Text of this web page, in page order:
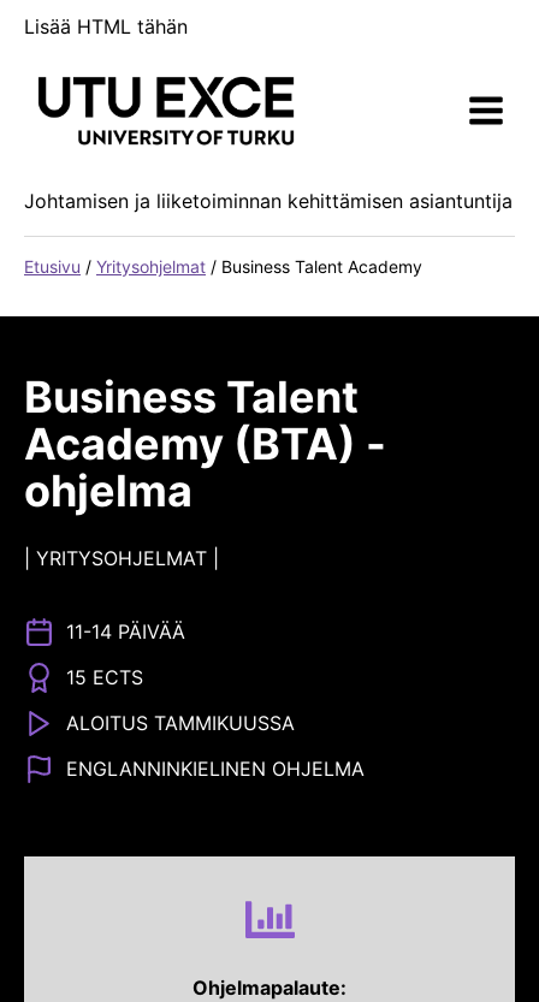
Siirry
Lisää HTML tähän
Johtamisen ja liiketoiminnan kehittämisen asiantuntija
Etusivu / Yritysohjelmat / Business Talent Academy
Business Talent
Academy (BTA) -
ohjelma
YRITYSOHJELMAT
11-14 PÄIVÄÄ
15 ECTS
ALOITUS TAMMIKUUSSA
ENGLANNINKIELINEN OHJELMA
Ohjelmapalaute: